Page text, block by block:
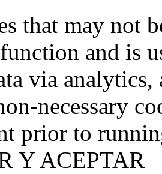
that may not
and is
via analytics,
necessary
prior to
Y ACEPTAR